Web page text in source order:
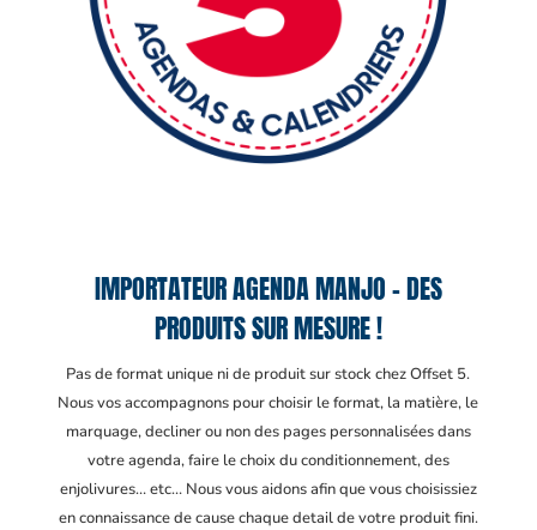
IMPORTATEUR AGENDA MANJO – DES
PRODUITS SUR MESURE !
Pas de format unique ni de produit sur stock chez Offset 5.
Nous vos accompagnons pour choisir le format, la matière, le
marquage, decliner ou non des pages personnalisées dans
votre agenda, faire le choix du conditionnement, des
enjolivures… etc… Nous vous aidons afin que vous choisissiez
en connaissance de cause chaque detail de votre produit fini.